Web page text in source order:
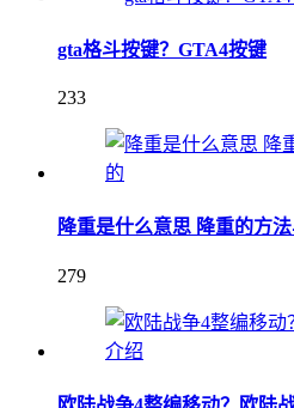
gta格斗按键？GTA4按键
233
降重是什么意思 降重的方
279